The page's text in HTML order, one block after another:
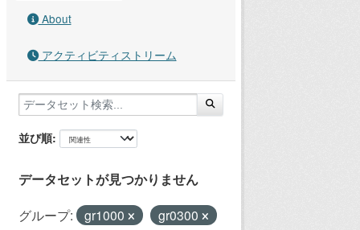
About
アクティビティストリーム
並び順
データセットが見つかりません
グループ: gr1000
gr0300